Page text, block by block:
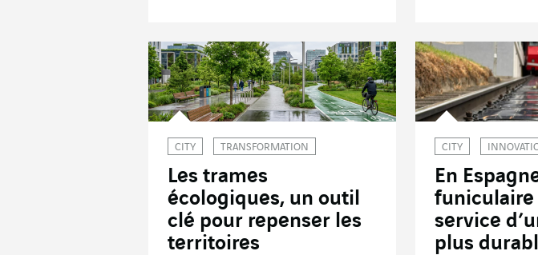
CITY TRANSFORMATION
Les trames
écologiques, un outil
clé pour repenser les
territoires
CITY
En
funiculaire
service
plus